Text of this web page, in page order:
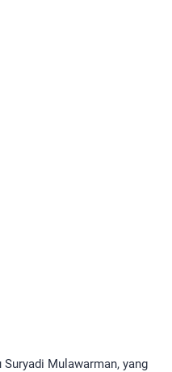
Suryadi Mulawarman, yang